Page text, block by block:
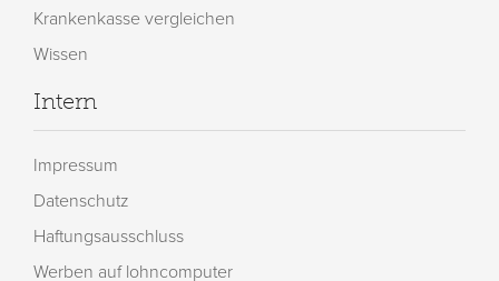
Krankenkasse vergleichen
Wissen
Intern
Impressum
Datenschutz
Haftungsausschluss
Werben auf lohncomputer